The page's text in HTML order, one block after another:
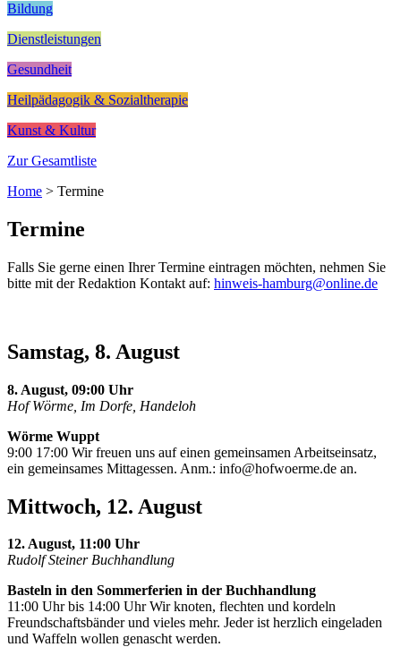
Bildung
Dienstleistungen
Gesundheit
Heilpädagogik & Sozialtherapie
Kunst & Kultur
Zur Gesamtliste
Home > Termine
Termine
Falls Sie gerne einen Ihrer Termine eintragen möchten, nehmen Sie
bitte mit der Redaktion Kontakt auf: hinweis-hamburg@online.de
Samstag, 8. August
8. August, 09:00 Uhr
Hof Wörme, Im Dorfe, Handeloh
Wörme Wuppt
9:00 17:00 Wir freuen uns auf einen gemeinsamen Arbeitseinsatz,
ein gemeinsames Mittagessen. Anm.: info@hofwoerme.de an.
Mittwoch, 12. August
12. August, 11:00 Uhr
Rudolf Steiner Buchhandlung
Basteln in den Sommerferien in der Buchhandlung
11:00 Uhr bis 14:00 Uhr Wir knoten, flechten und kordeln
Freundschaftsbänder und vieles mehr. Jeder ist herzlich eingeladen
und Waffeln wollen genascht werden.